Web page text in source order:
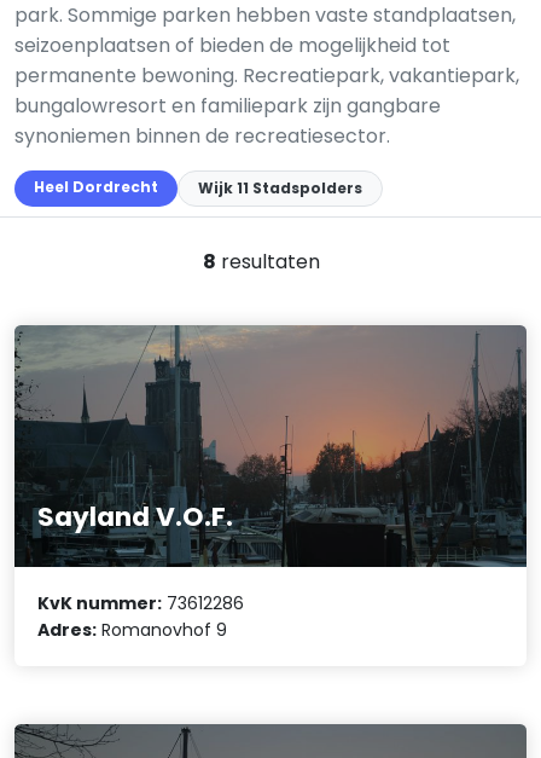
park. Sommige parken hebben vaste standplaatsen,
seizoenplaatsen of bieden de mogelijkheid tot
permanente bewoning. Recreatiepark, vakantiepark,
bungalowresort en familiepark zijn gangbare
synoniemen binnen de recreatiesector.
Heel Dordrecht Wijk 11 Stadspolders
8 resultaten
Sayland V.O.F.
KvK nummer: 73612286
Adres: Romanovhof 9